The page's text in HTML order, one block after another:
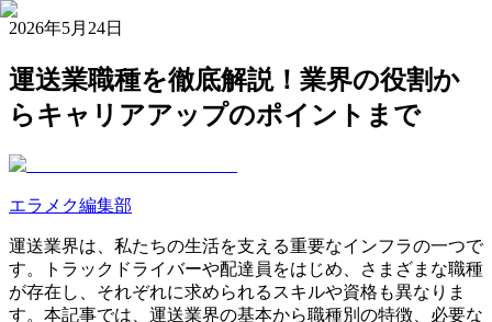
2026年5月24日
運送業職種を徹底解説！業界の役割か
らキャリアアップのポイントまで
エラメク編集部
運送業界は、私たちの生活を支える重要なインフラの一つで
す。トラックドライバーや配達員をはじめ、さまざまな職種
が存在し、それぞれに求められるスキルや資格も異なりま
す。本記事では、運送業界の基本から職種別の特徴、必要な